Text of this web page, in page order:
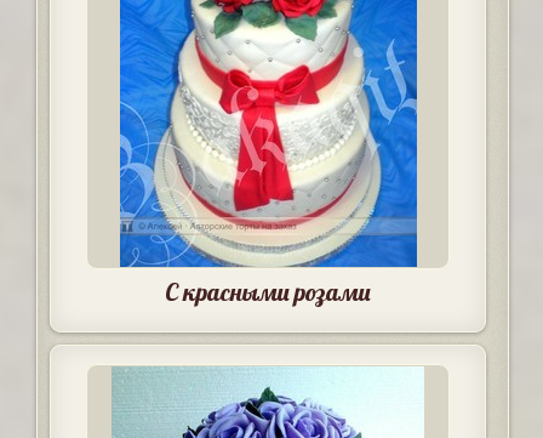
С красными розами